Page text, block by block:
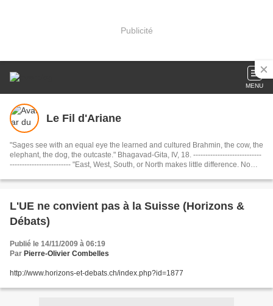
Publicité
MENU
Le Fil d'Ariane
"Sages see with an equal eye the learned and cultured Brahmin, the cow, the
elephant, the dog, the outcaste." Bhagavad-Gita, IV, 18. ----------------------------
------------------------- "East, West, South, or North makes little difference. No
within. If you travel within, you’ll travel the whole wide world and beyond." .
Rakshitah ( धर्मो रक्षति रक्षितः): "The Dharma protects those who protect it."
L'UE ne convient pas à la Suisse (Horizons &
Débats)
Publié le 14/11/2009 à 06:19
Par Pierre-Olivier Combelles
http://www.horizons-et-debats.ch/index.php?id=1877